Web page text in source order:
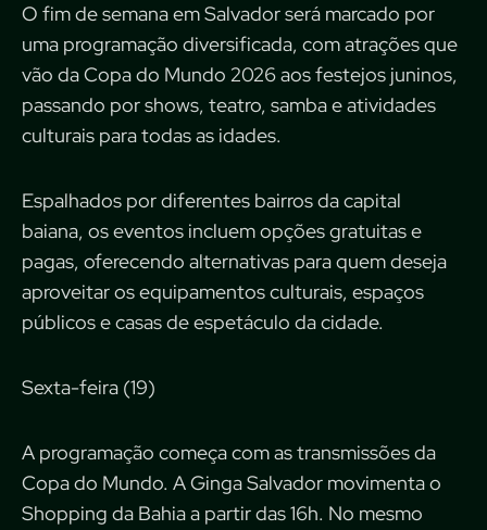
O fim de semana em Salvador será marcado por
uma programação diversificada, com atrações que
vão da Copa do Mundo 2026 aos festejos juninos,
passando por shows, teatro, samba e atividades
culturais para todas as idades.
Espalhados por diferentes bairros da capital
baiana, os eventos incluem opções gratuitas e
pagas, oferecendo alternativas para quem deseja
aproveitar os equipamentos culturais, espaços
públicos e casas de espetáculo da cidade.
Sexta-feira (19)
A programação começa com as transmissões da
Copa do Mundo. A Ginga Salvador movimenta o
Shopping da Bahia a partir das 16h. No mesmo